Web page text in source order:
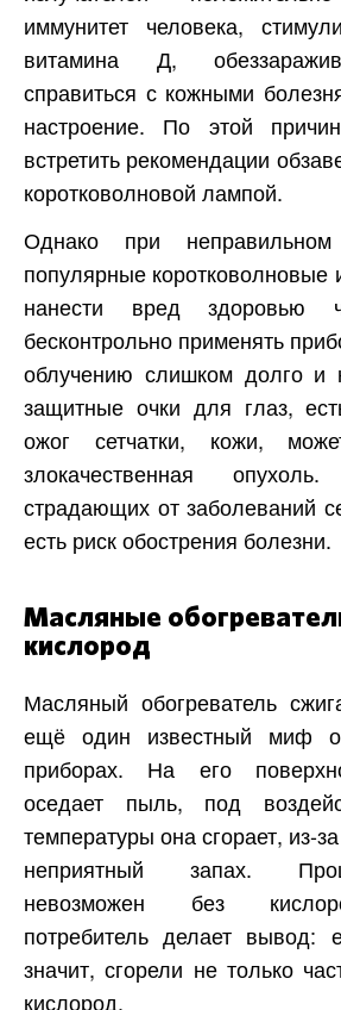
иммунитет человека,
витамина Д,
справиться с кожными
настроение. По этой
встретить рекомендации
коротковолновой лампой.
Однако при неправильном
популярные коротковолновые
нанести вред здоровью
бесконтрольно применять
облучению слишком долго и
защитные очки для глаз,
ожог сетчатки, кожи,
злокачественная
страдающих от заболеваний
есть риск обострения болезни.
Масляные
кислород
Масляный обогреватель
ещё один известный миф
приборах. На его
оседает пыль, под
температуры она сгорает, из-
неприятный запах.
невозможен без
потребитель делает вывод:
значит, сгорели не только
кислород.